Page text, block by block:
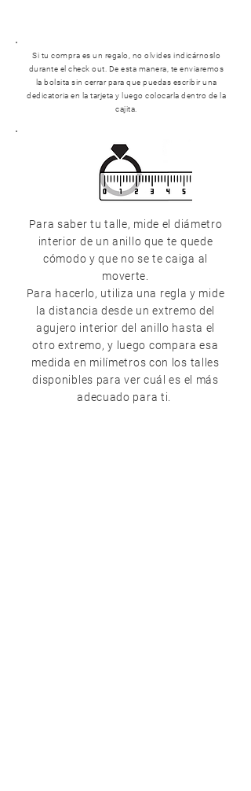
Si tu compra es un regalo, no olvides indicárnoslo
durante el check out. De esta manera, te enviaremos
la bolsita sin cerrar para que puedas escribir una
dedicatoria en la tarjeta y luego colocarla dentro de la
cajita.
Para saber tu talle, mide el diámetro
interior de un anillo que te quede
cómodo y que no se te caiga al
moverte.
Para hacerlo, utiliza una regla y mide
la distancia desde un extremo del
agujero interior del anillo hasta el
otro extremo, y luego compara esa
medida en milímetros con los talles
disponibles para ver cuál es el más
adecuado para ti.